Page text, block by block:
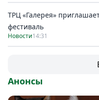
ТРЦ «Галерея»
фестиваль
Новости14:31
Анонсы